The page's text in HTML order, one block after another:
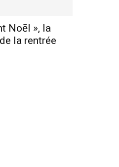
Noēl », la
la rentrée